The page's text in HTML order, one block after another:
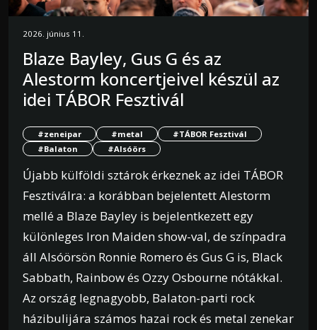
2026. június 11.
Blaze Bayley, Gus G és az
Alestorm koncertjeivel készül az
idei TÁBOR Fesztivál
#zeneipar #metal
#TÁBOR Fesztivál
#Balaton
#Alsóörs
Újabb külföldi sztárok érkeznek az idei TÁBOR
Fesztiválra: a korábban bejelentett Alestorm
mellé a Blaze Bayley is bejelentkezett egy
különleges Iron Maiden show-val, de színpadra
áll Alsóörsön Ronnie Romero és Gus G is, Black
Sabbath, Rainbow és Ozzy Osbourne nótákkal.
Az ország legnagyobb, Balaton-parti rock
házibulijára számos hazai rock és metal zenekar